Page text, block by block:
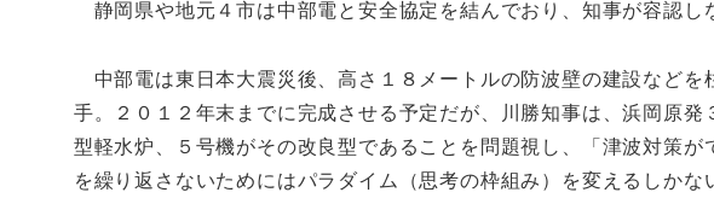
静岡県や地元４市は中部電と安全協定を結んでおり、知事が容認し
中部電は東日本大震災後、高さ１８メートルの防波壁の建設などを
手。２０１２年末までに完成させる予定だが、川勝知事は、浜岡原
型軽水炉、５号機がその改良型であることを問題視し、「津波対策
を繰り返さないためにはパラダイム（思考の枠組み）を変えるしかな